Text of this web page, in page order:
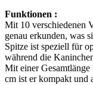
Funktionen :
Mit 10 verschiedenen
genau erkunden, was
Spitze ist speziell für
während die
Mit einer
cm ist er kompakt und